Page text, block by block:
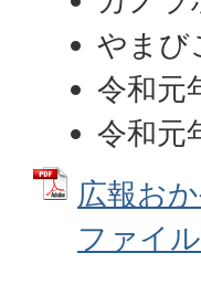
やまび
令和元
令和元
広報お
ファイ